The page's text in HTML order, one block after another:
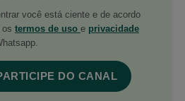
você está ciente e de acordo
termos de uso e privacidade
DO CANAL